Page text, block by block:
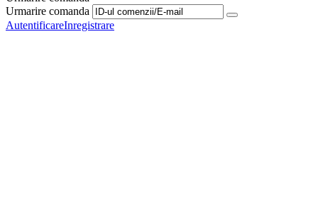
Urmarire comanda
AutentificareInregistrare